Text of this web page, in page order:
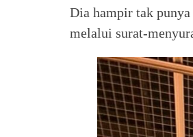
Dia hampir tak punya
melalui surat-